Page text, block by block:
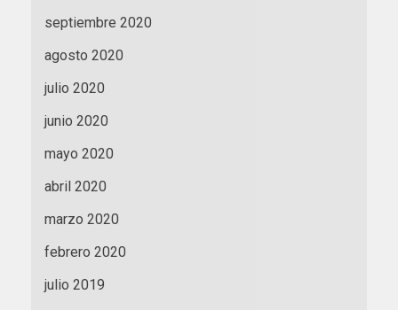
septiembre 2020
agosto 2020
julio 2020
junio 2020
mayo 2020
abril 2020
marzo 2020
febrero 2020
julio 2019